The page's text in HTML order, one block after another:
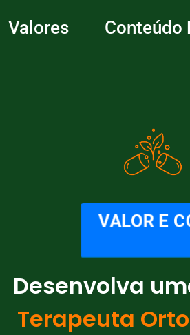
Valores Conteúdo
VALOR E
Desenvolva
Terapeuta